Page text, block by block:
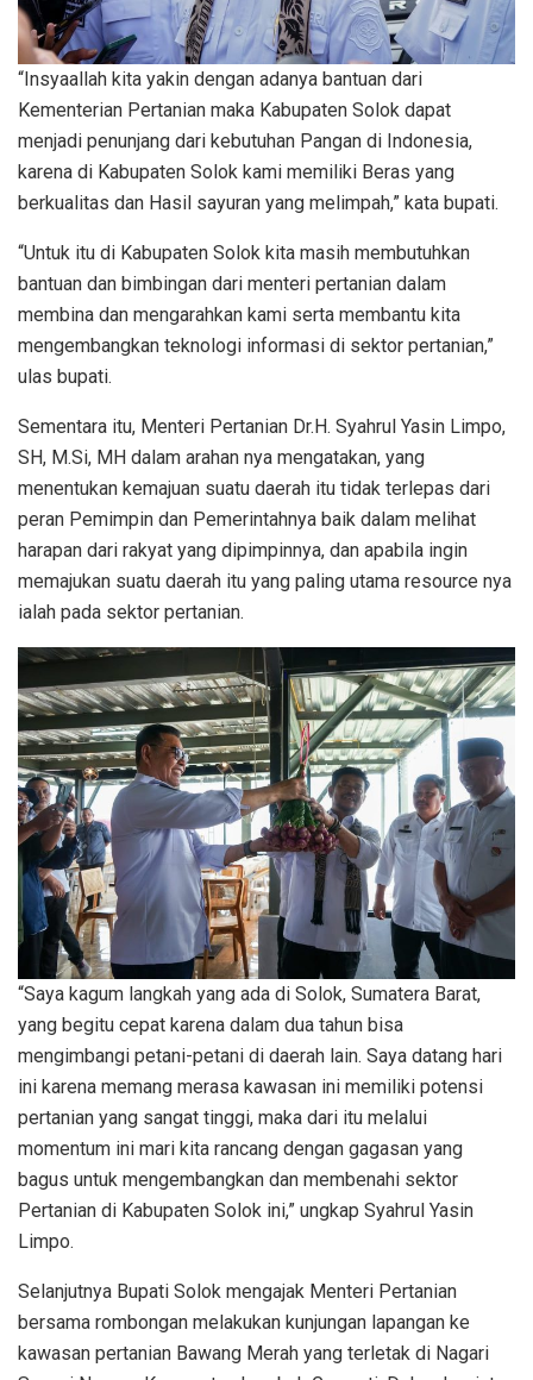
“Insyaallah kita yakin dengan adanya bantuan dari
Kementerian Pertanian maka Kabupaten Solok dapat
menjadi penunjang dari kebutuhan Pangan di Indonesia,
karena di Kabupaten Solok kami memiliki Beras yang
berkualitas dan Hasil sayuran yang melimpah,” kata bupati.
“Untuk itu di Kabupaten Solok kita masih membutuhkan
bantuan dan bimbingan dari menteri pertanian dalam
membina dan mengarahkan kami serta membantu kita
mengembangkan teknologi informasi di sektor pertanian,”
ulas bupati.
Sementara itu, Menteri Pertanian Dr.H. Syahrul Yasin Limpo,
SH, M.Si, MH dalam arahan nya mengatakan, yang
menentukan kemajuan suatu daerah itu tidak terlepas dari
peran Pemimpin dan Pemerintahnya baik dalam melihat
harapan dari rakyat yang dipimpinnya, dan apabila ingin
memajukan suatu daerah itu yang paling utama resource nya
ialah pada sektor pertanian.
“Saya kagum langkah yang ada di Solok, Sumatera Barat,
yang begitu cepat karena dalam dua tahun bisa
mengimbangi petani-petani di daerah lain. Saya datang hari
ini karena memang merasa kawasan ini memiliki potensi
pertanian yang sangat tinggi, maka dari itu melalui
momentum ini mari kita rancang dengan gagasan yang
bagus untuk mengembangkan dan membenahi sektor
Pertanian di Kabupaten Solok ini,” ungkap Syahrul Yasin
Limpo.
Selanjutnya Bupati Solok mengajak Menteri Pertanian
bersama rombongan melakukan kunjungan lapangan ke
kawasan pertanian Bawang Merah yang terletak di Nagari